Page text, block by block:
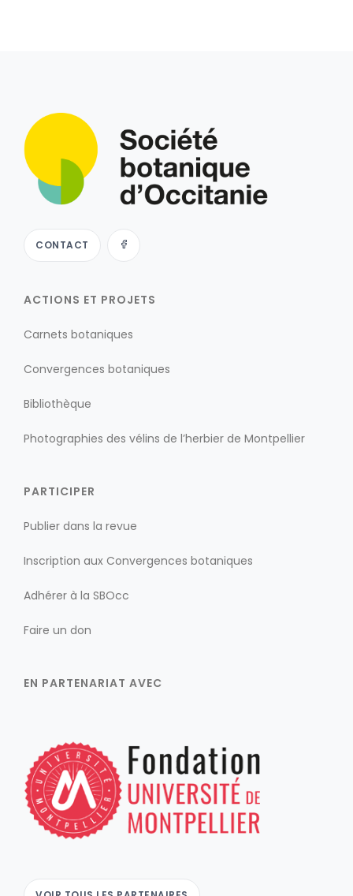
CONTACT
ACTIONS ET PROJETS
Carnets botaniques
Convergences botaniques
Bibliothèque
Photographies des vélins de l’herbier de Montpellier
PARTICIPER
Publier dans la revue
Inscription aux Convergences botaniques
Adhérer à la SBOcc
Faire un don
EN PARTENARIAT AVEC